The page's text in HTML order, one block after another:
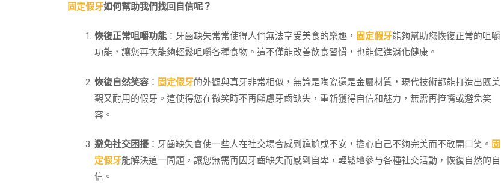
固定假牙如何幫助我們找回自信呢？
恢復正常咀嚼功能 ：牙齒缺失常常使得人們無法享受美食的樂趣， 固定假牙能夠幫助您恢復正常的咀嚼
功能，讓您再次能夠輕鬆咀嚼各種食物。這不僅能改善飲食習慣，也能促進消化健康。
恢復自然笑容 ： 固定假牙的外觀與真牙非常相似，無論是陶瓷還是金屬材質，現代技術都能打造出既美
觀又耐用的假牙。這使得您在微笑時不再顧慮牙齒缺失，重新獲得自信和魅力，無需再掩嘴或避免笑
容。
避免社交困擾 ：牙齒缺失會使一些人在社交場合感到尷尬或不安，擔心自己不夠完美而不敢開口笑。 固
定假牙能解決這一問題，讓您無需再因牙齒缺失而感到自卑，輕鬆地參与各種社交活動，恢復自然的自
信。